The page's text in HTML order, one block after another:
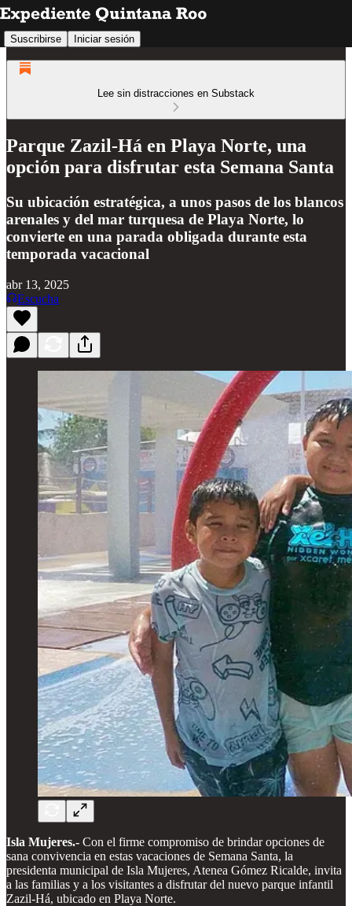
Suscribirse Iniciar sesión
Lee sin distracciones en Substack
Parque Zazil-Há en Playa Norte, una
opción para disfrutar esta Semana Santa
Su ubicación estratégica, a unos pasos de los blancos
arenales y del mar turquesa de Playa Norte, lo
convierte en una parada obligada durante esta
temporada vacacional
abr 13, 2025
Escucha
Isla Mujeres.- Con el firme compromiso de brindar opciones de
sana convivencia en estas vacaciones de Semana Santa, la
presidenta municipal de Isla Mujeres, Atenea Gómez Ricalde, invita
a las familias y a los visitantes a disfrutar del nuevo parque infantil
Zazil-Há, ubicado en Playa Norte.